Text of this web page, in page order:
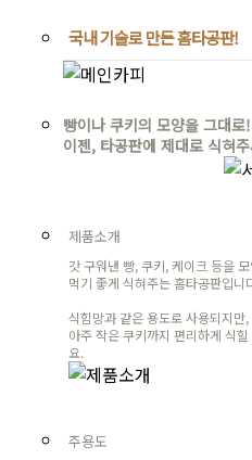
국내 기술로 만든 홈타공판!
빵이나 쿠키의 모양을 그대로!
이젠, 타공판에 제대로 식혀
제품소개
갓 구워낸 빵, 쿠키, 케이크 등을
먹기 좋게 식혀주는 홈타공판입니
식힘망과 같은 용도로 사용되지만
아주 작은 쿠키까지 편리하게 식
요.
주용도